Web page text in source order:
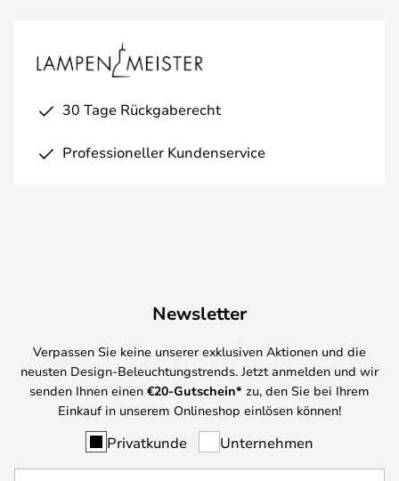
30 Tage Rückgaberecht
Professioneller Kundenservice
Newsletter
Verpassen Sie keine unserer exklusiven Aktionen und die
neusten Design-Beleuchtungstrends. Jetzt anmelden und wir
senden Ihnen einen €20-Gutschein* zu, den Sie bei Ihrem
Einkauf in unserem Onlineshop einlösen können!
Privatkunde Unternehmen